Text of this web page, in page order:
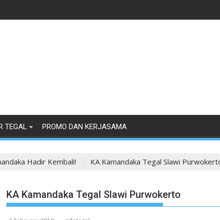
TEGAL PROMO DAN KERJASAMA
Hadir Kembali! KA Kamandaka Tegal Slawi
KA Kamandaka Tegal Slawi Purwokerto